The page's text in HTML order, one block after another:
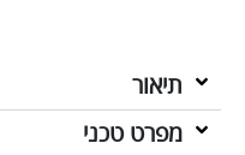
תיאור
מפרט טכני